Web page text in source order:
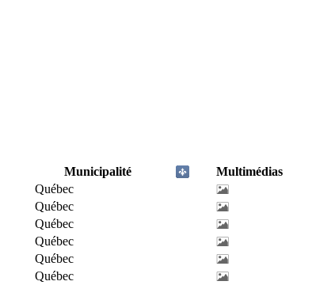
Municipalité
Multimédias
Québec
Québec
Québec
Québec
Québec
Québec